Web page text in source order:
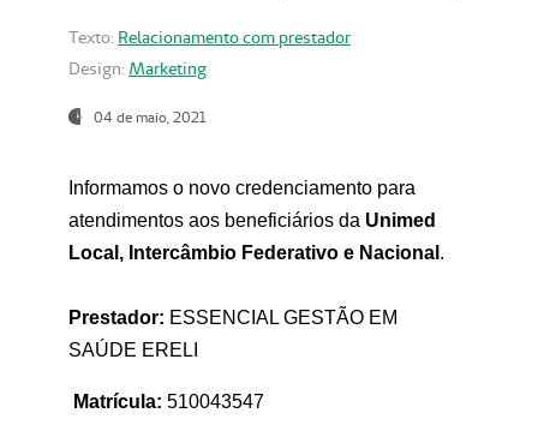
Texto: Relacionamento com prestador
Design: Marketing
04 de maio, 2021
Informamos o novo credenciamento para
atendimentos aos beneficiários da Unimed
Local, Intercâmbio Federativo e Nacional .
Prestador: ESSENCIAL GESTÃO EM
SAÚDE ERELI
Matrícula: 510043547